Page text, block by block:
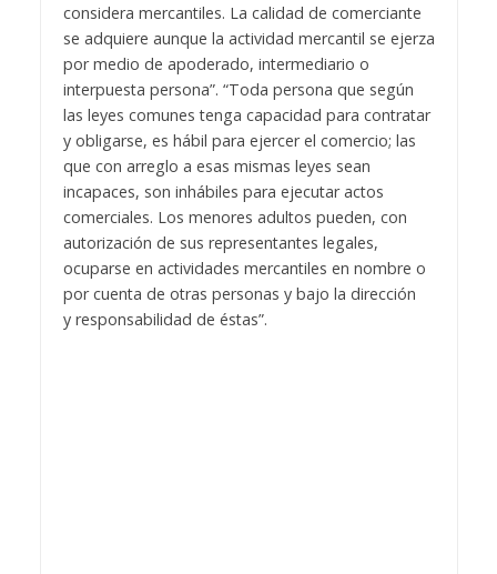
considera mercantiles. La calidad de comerciante
se adquiere aunque la actividad mercantil se ejerza
por medio de apoderado, intermediario o
interpuesta persona”. “Toda persona que según
las leyes comunes tenga capacidad para contratar
y obligarse, es hábil para ejercer el comercio; las
que con arreglo a esas mismas leyes sean
incapaces, son inhábiles para ejecutar actos
comerciales. Los menores adultos pueden, con
autorización de sus representantes legales,
ocuparse en actividades mercantiles en nombre o
por cuenta de otras personas y bajo la dirección
y responsabilidad de éstas”.